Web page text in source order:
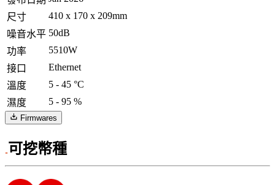
尺寸
410 x 170 x 209mm
噪音水平 50dB
功率
5510W
接口
Ethernet
溫度
5 - 45 °C
濕度
5 - 95 %
Firmwares
可挖幣種